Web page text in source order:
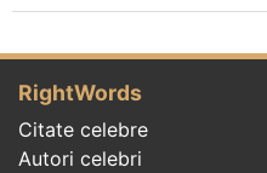
RightWords
Citate celebre
Autori celebri